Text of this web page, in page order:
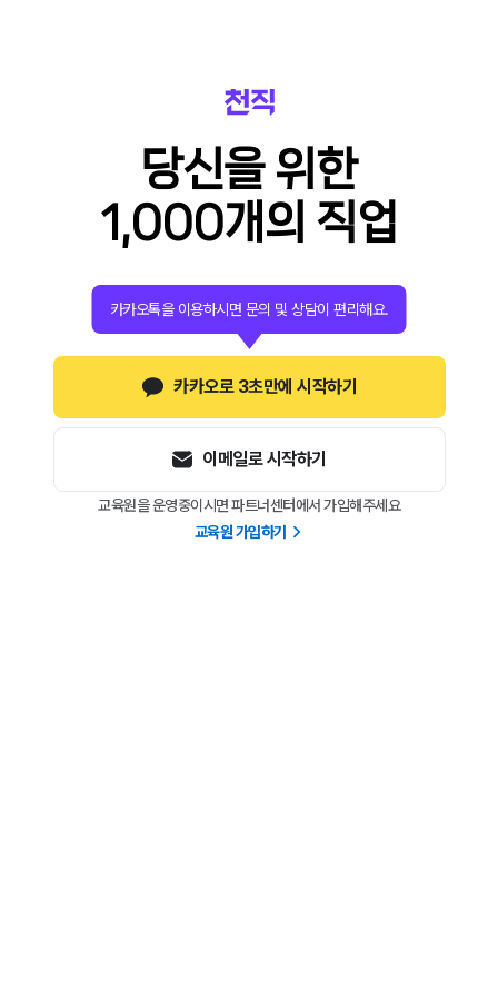
당신을 위한
1,000개의 직업
카카오로 3초만에 시작하기
카카오톡을 이용하시면 문의 및 상담이 편리해요.
이메일로 시작하기
교육원을 운영중이시면 파트너센터에서 가입해주세요
교육원 가입하기